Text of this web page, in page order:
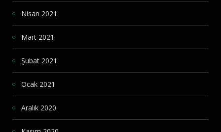
Nisan 2021
Mart 2021
Şubat 2021
Ocak 2021
Aralık 2020